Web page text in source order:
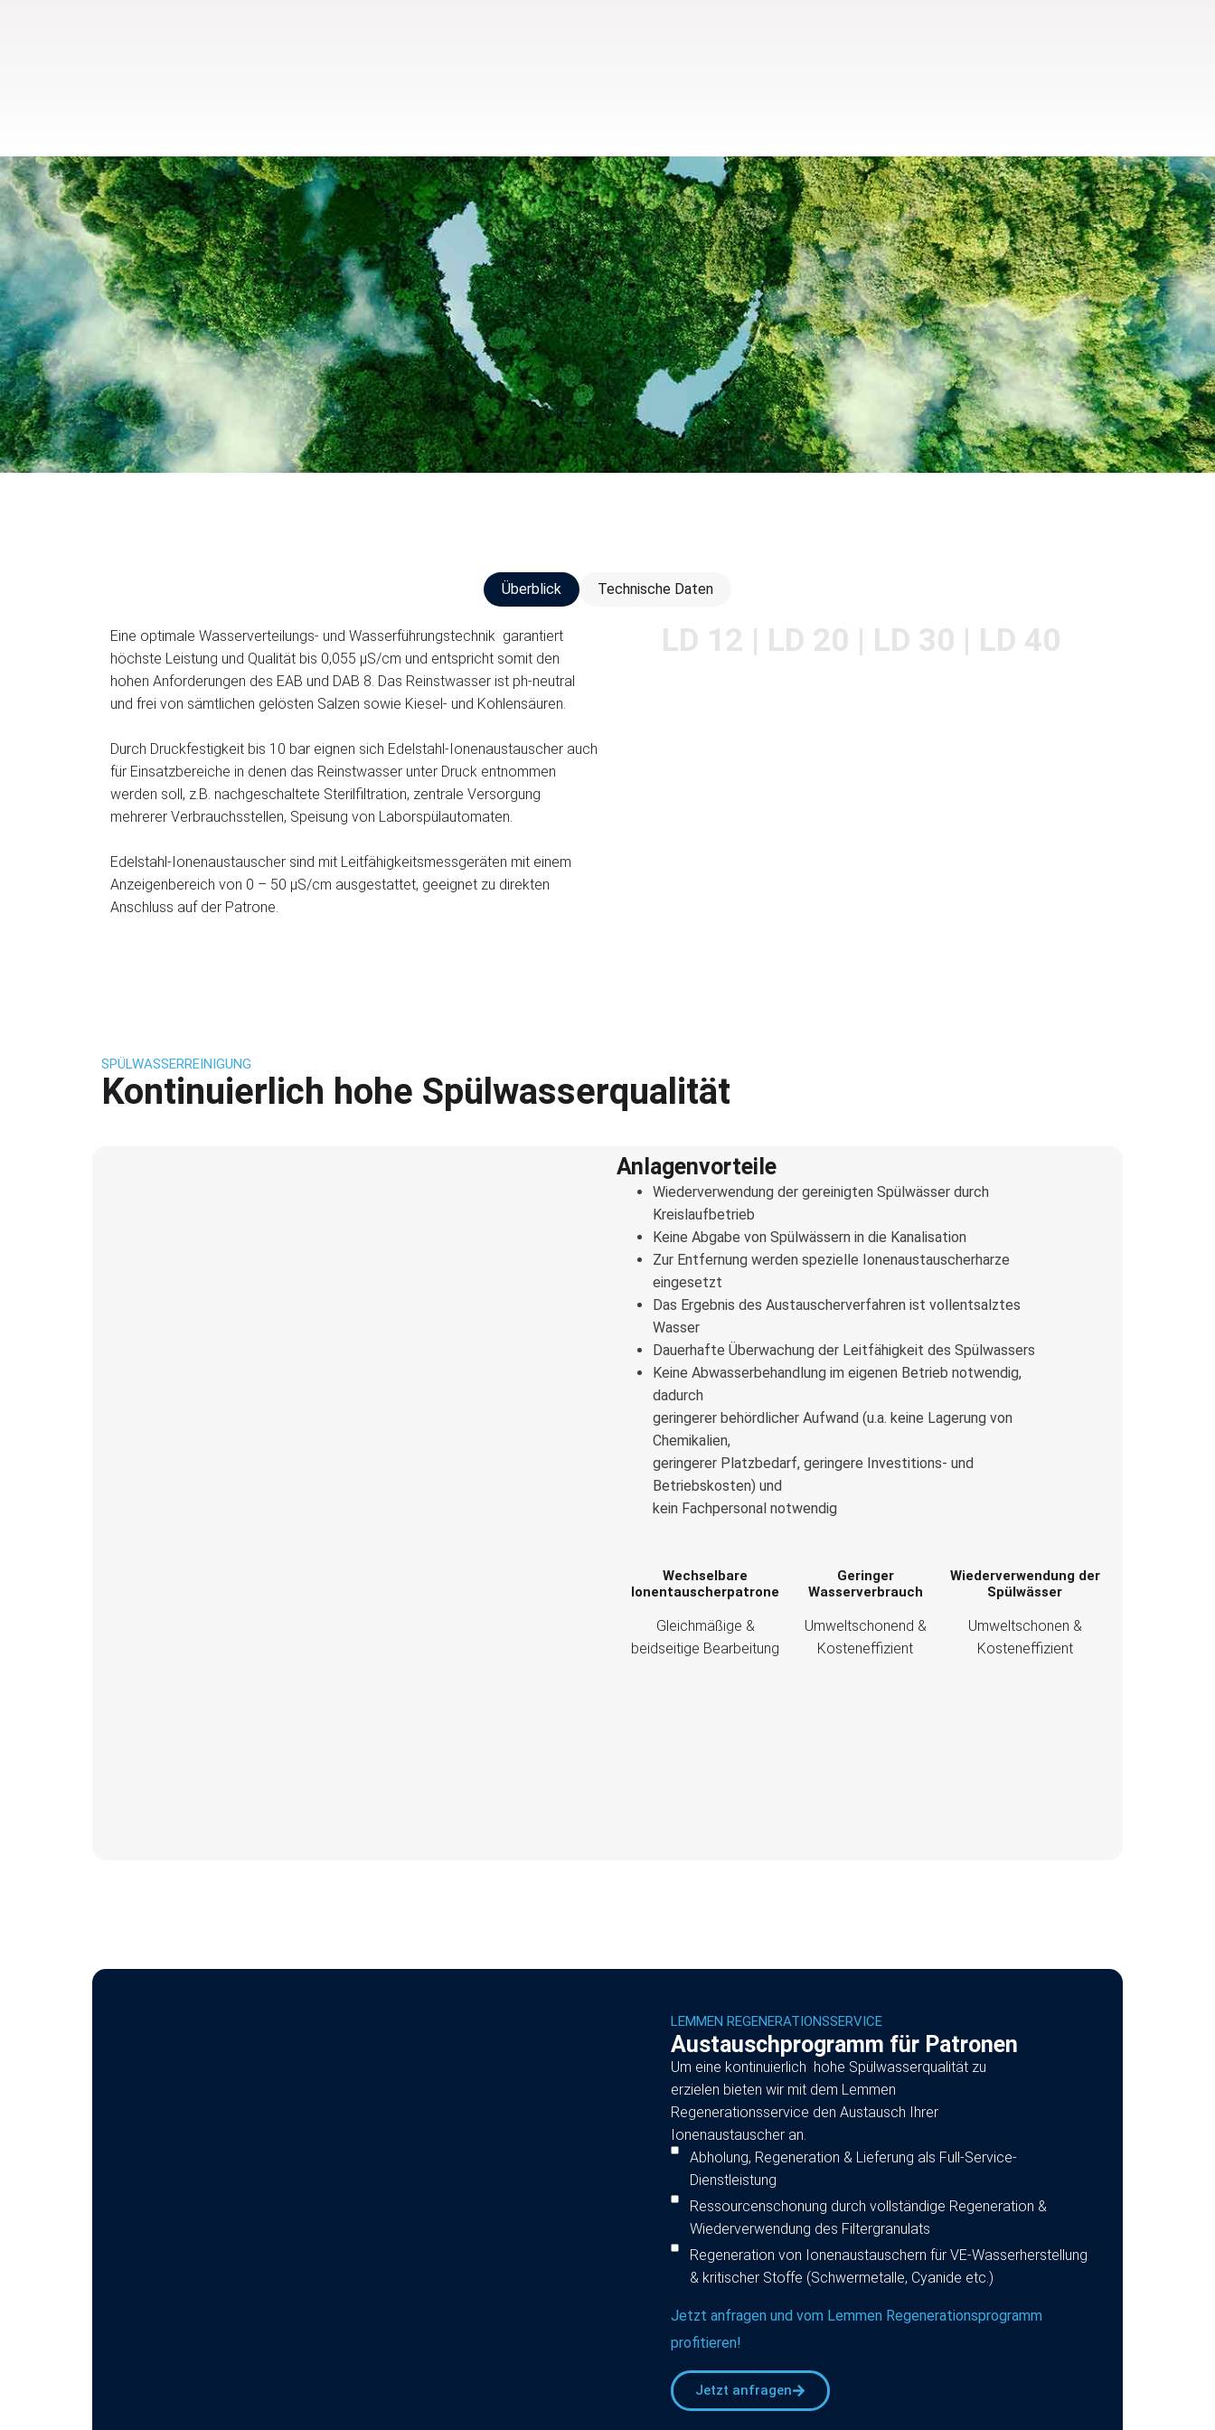
Überblick Technische Daten
Eine optimale Wasserverteilungs- und Wasserführungstechnik garantiert
höchste Leistung und Qualität bis 0,055 µS/cm und entspricht somit den
hohen Anforderungen des EAB und DAB 8. Das Reinstwasser ist ph-neutral
und frei von sämtlichen gelösten Salzen sowie Kiesel- und Kohlensäuren.
Durch Druckfestigkeit bis 10 bar eignen sich Edelstahl-Ionenaustauscher auch
für Einsatzbereiche in denen das Reinstwasser unter Druck entnommen
werden soll, z.B. nachgeschaltete Sterilfiltration, zentrale Versorgung
mehrerer Verbrauchsstellen, Speisung von Laborspülautomaten.
Edelstahl-Ionenaustauscher sind mit Leitfähigkeitsmessgeräten mit einem
Anzeigenbereich von 0 – 50 µS/cm ausgestattet, geeignet zu direkten
Anschluss auf der Patrone.
LD 12 | LD 20 | LD 30 | LD 40
SPÜLWASSERREINIGUNG
Kontinuierlich hohe Spülwasserqualität
Anlagenvorteile
Wiederverwendung der gereinigten Spülwässer durch
Kreislaufbetrieb
Keine Abgabe von Spülwässern in die Kanalisation
Zur Entfernung werden spezielle Ionenaustauscherharze
eingesetzt
Das Ergebnis des Austauscherverfahren ist vollentsalztes
Wasser
Dauerhafte Überwachung der Leitfähigkeit des Spülwassers
Keine Abwasserbehandlung im eigenen Betrieb notwendig,
dadurch
geringerer behördlicher Aufwand (u.a. keine Lagerung von
Chemikalien,
geringerer Platzbedarf, geringere Investitions- und
Betriebskosten) und
kein Fachpersonal notwendig
Wechselbare
Ionentauscherpatrone
Gleichmäßige &
beidseitige Bearbeitung
Geringer
Wasserverbrauch
Umweltschonend &
Kosteneffizient
Wiederverwendung der
Spülwässer
Umweltschonen &
Kosteneffizient
LEMMEN REGENERATIONSSERVICE
Austauschprogramm für Patronen
Um eine kontinuierlich hohe Spülwasserqualität zu
erzielen bieten wir mit dem Lemmen
Regenerationsservice den Austausch Ihrer
Ionenaustauscher an.
Abholung, Regeneration & Lieferung als Full-Service-
Dienstleistung
Ressourcenschonung durch vollständige Regeneration &
Wiederverwendung des Filtergranulats
Regeneration von Ionenaustauschern für VE-Wasserherstellung
& kritischer Stoffe (Schwermetalle, Cyanide etc.)
Jetzt anfragen und vom Lemmen Regenerationsprogramm
profitieren!
Jetzt anfragen